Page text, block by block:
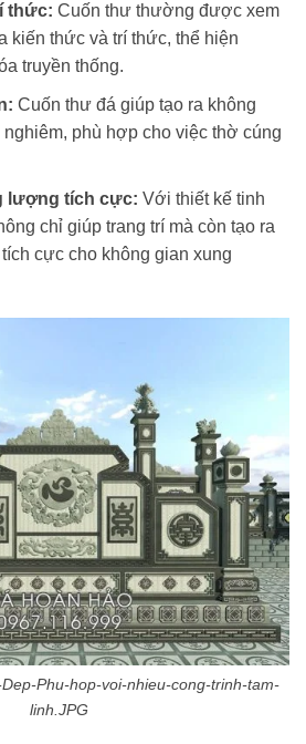
thức: Cuốn thư thường được xem
kiến thức và trí thức, thể hiện
truyền thống.
Cuốn thư đá giúp tạo ra không
phù hợp cho việc thờ cúng
lượng tích cực: Với thiết kế tinh
chỉ giúp trang trí mà còn tạo ra
cực cho không gian xung
Phu-hop-voi-nhieu-cong-trinh-tam-
linh.JPG